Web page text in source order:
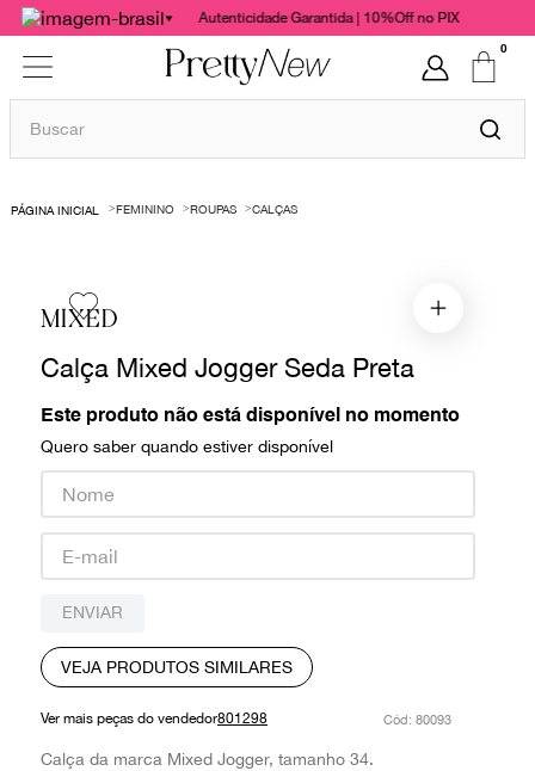
Autenticidade Garantida | 10%Off no PIX
0
Buscar
FEMININO ROUPAS CALÇAS
MIXED
Calça Mixed Jogger Seda Preta
Este produto não está disponível no momento
Quero saber quando estiver disponível
ENVIAR
VEJA PRODUTOS SIMILARES
Ver mais peças do vendedor801298 : 80093
Calça da marca Mixed Jogger, tamanho 34.
1º
bolsas
chanel
gucci
paula raia
valentino
burberry
prada